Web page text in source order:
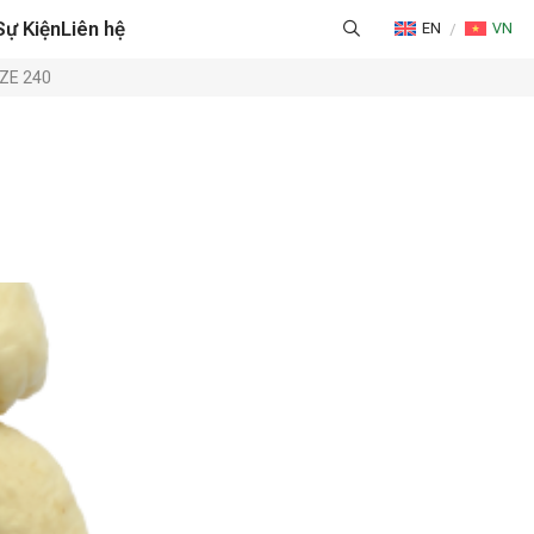
CAO & QUẢN LÝ CHUỖI CUNG ỨNG
& TƯ VẤN THƯƠNG MẠI
KiệnLiên hệ EN VN
240